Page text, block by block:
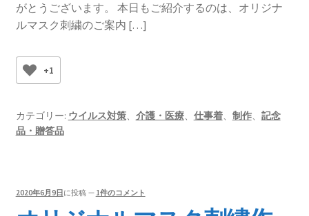
がとうございます。 本日もご紹介するのは、オリジナ
ルマスク刺繍のご案内 […]
+1
カテゴリー: ウイルス対策、 介護・医療、 仕事着、 制作、 記念
品・贈答品
2020年6月9日に投稿 — 1件のコメント